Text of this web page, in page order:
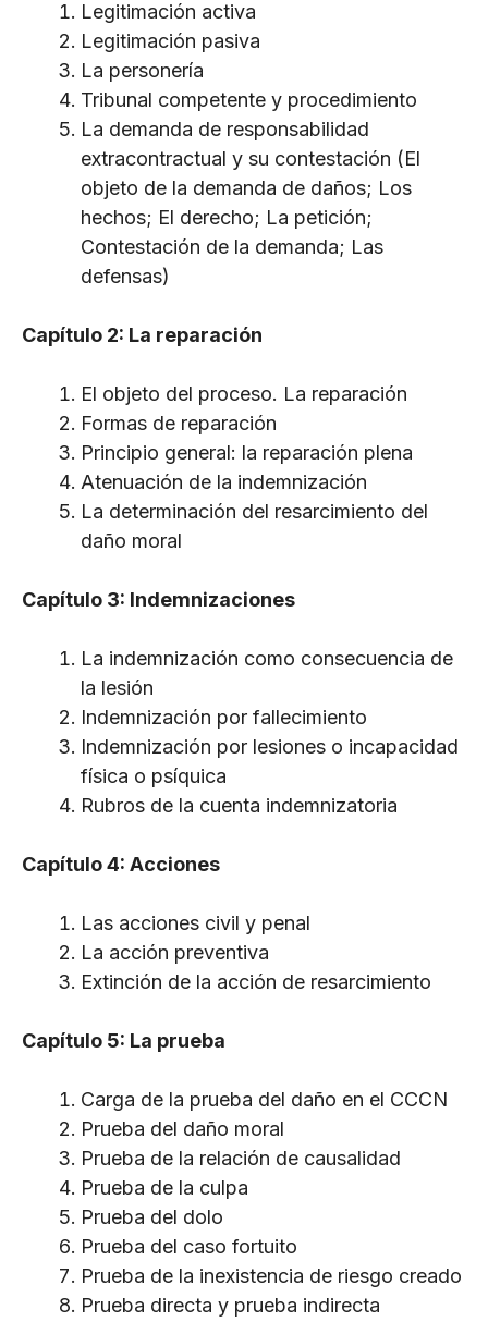
Legitimación activa
Legitimación pasiva
La personería
Tribunal competente y procedimiento
La demanda de responsabilidad
extracontractual y su contestación (El
objeto de la demanda de daños; Los
hechos; El derecho; La petición;
Contestación de la demanda; Las
defensas)
Capítulo 2: La reparación
El objeto del proceso. La reparación
Formas de reparación
Principio general: la reparación plena
Atenuación de la indemnización
La determinación del resarcimiento del
daño moral
Capítulo 3: Indemnizaciones
La indemnización como consecuencia de
la lesión
Indemnización por fallecimiento
Indemnización por lesiones o incapacidad
física o psíquica
Rubros de la cuenta indemnizatoria
Capítulo 4: Acciones
Las acciones civil y penal
La acción preventiva
Extinción de la acción de resarcimiento
Capítulo 5: La prueba
Carga de la prueba del daño en el CCCN
Prueba del daño moral
Prueba de la relación de causalidad
Prueba de la culpa
Prueba del dolo
Prueba del caso fortuito
Prueba de la inexistencia de riesgo creado
Prueba directa y prueba indirecta